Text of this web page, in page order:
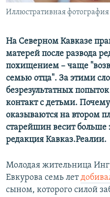
Иллюстративная фотография
На Северном Кавказе
матерей после развода
похищением – чаще
семью отца". За этими
безрезультатных
контакт с детьми.
оказываются на втором
старейшин весит больше
редакция Кавказ.Реалии.
Молодая жительница
Евкурова семь лет
сыном, которого силой